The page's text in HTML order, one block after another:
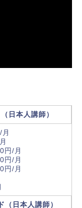
日本人講師）
円/月
円/月
円/月
日本人講師）